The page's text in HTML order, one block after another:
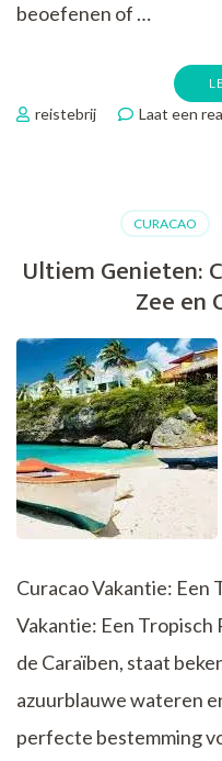
beoefenen of …
reistebrij Laat een
CURACAO
Ultiem Genieten:
Zee en
Curacao Vakantie: Een
Vakantie: Een Tropisch
de Caraïben, staat
azuurblauwe wateren
perfecte bestemming